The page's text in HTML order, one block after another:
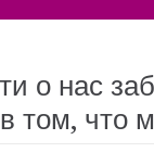
о нас
том,